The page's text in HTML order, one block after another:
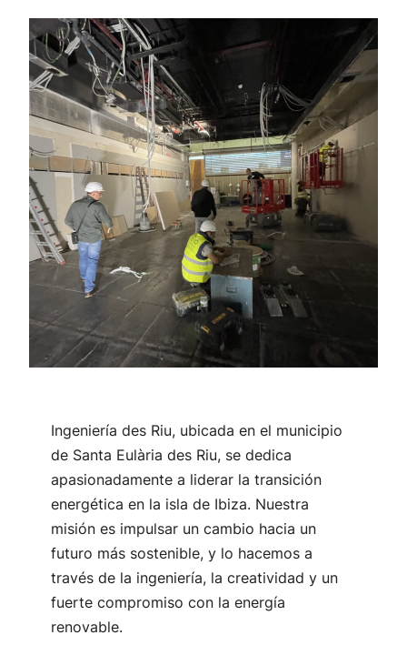
Ingeniería des Riu, ubicada en el municipio
de Santa Eulària des Riu, se dedica
apasionadamente a liderar la transición
energética en la isla de Ibiza. Nuestra
misión es impulsar un cambio hacia un
futuro más sostenible, y lo hacemos a
través de la ingeniería, la creatividad y un
fuerte compromiso con la energía
renovable.